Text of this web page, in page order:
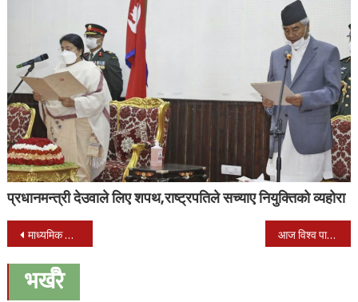
प्रधानमन्त्री देउवाले लिए शपथ,राष्ट्रपतिले सच्याए नियुक्तिको व्यहोरा
Post
navigation
माध्यमिक शिक्षा परीक्षा एसईई आजबाट सुरु आज विश्व पानी दिवस
भर्खरै